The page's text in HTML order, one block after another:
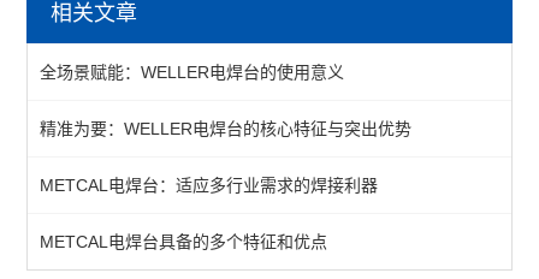
吸锡线
QUICK吸烟仪
恒温热风机
返修产品
电焊台
相关文章
全场景赋能：WELLER电焊台的使用意义
精准为要：WELLER电焊台的核心特征与突出优势
METCAL电焊台：适应多行业需求的焊接利器
METCAL电焊台具备的多个特征和优点